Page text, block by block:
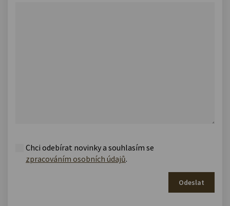
Chci odebírat novinky a souhlasím se
zpracováním osobních údajů.
Odeslat